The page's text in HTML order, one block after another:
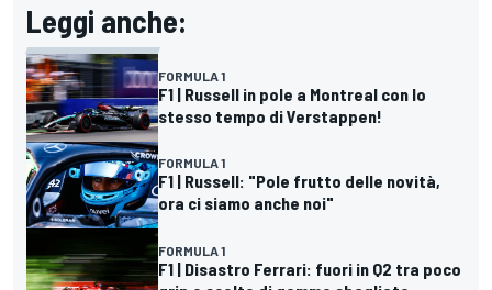
Leggi anche:
FORMULA 1
F1 | Russell in pole a Montreal con lo
stesso tempo di Verstappen!
FORMULA 1
F1 | Russell: "Pole frutto delle novità,
ora ci siamo anche noi"
FORMULA 1
F1 | Disastro Ferrari: fuori in Q2 tra poco